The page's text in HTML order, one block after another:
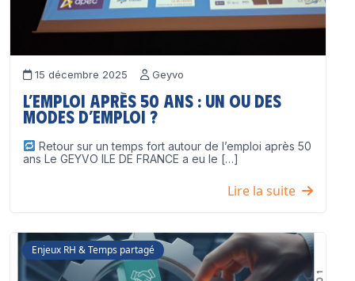
15 décembre 2025 Geyvo
L’emploi après 50 ans : un ou des
modes d’emploi ?
Retour sur un temps fort autour de l’emploi après 50
ans Le GEYVO ILE DE FRANCE a eu le […]
Lire la suite
Enjeux RH & Temps partagé